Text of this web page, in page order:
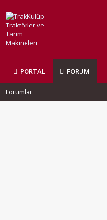
PORTAL FORUM
Forumlar